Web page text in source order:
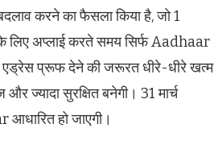
करने का फैसला किया है, जो 1
लिए अप्लाई करते समय सिर्फ Aadhaar
एड्रेस प्रूफ देने की जरूरत धीरे-धीरे खत्म
ज्यादा सुरक्षित बनेगी। 31 मार्च
हो जाएगी।